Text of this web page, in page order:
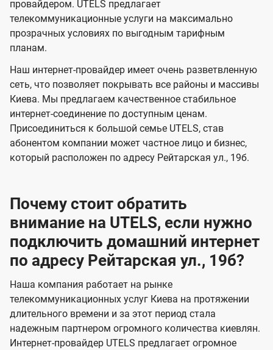
s
и
д
е
н
и
я
д
е
и
я
провайдером. UTELS предлагает
телекоммуникационные услуги на максимально
прозрачных условиях по выгодным тарифным
планам.
Наш интернет-провайдер имеет очень разветвленную
сеть, что позволяет покрывать все районы и массивы
Киева. Мы предлагаем качественное стабильное
интернет-соединение по доступным ценам.
Присоединиться к большой семье UTELS, став
абонентом компании может частное лицо и бизнес,
который расположен по адресу Рейтарская ул., 19б.
Почему стоит обратить
внимание на UTELS, если нужно
подключить домашний интернет
по адресу Рейтарская ул., 19б?
Наша компания работает на рынке
телекоммуникационных услуг Киева на протяжении
длительного времени и за этот период стала
надежным партнером огромного количества киевлян.
Интернет-провайдер UTELS предлагает огромное